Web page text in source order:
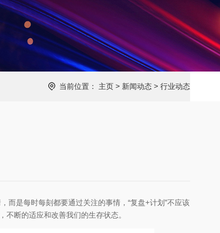
当前位置： 主页 > 新闻动态 > 行业动态
而是每时每刻都要通过关注的事情，“复盘+计划”不应该
断的适应和改善我们的生存状态。